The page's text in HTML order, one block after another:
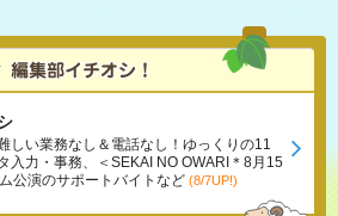
しい業務なし＆電話なし！ゆっくりの11
入力・事務、＜SEKAI NO OWARI＊8月15
公演のサポートバイトなど (8/7UP!)